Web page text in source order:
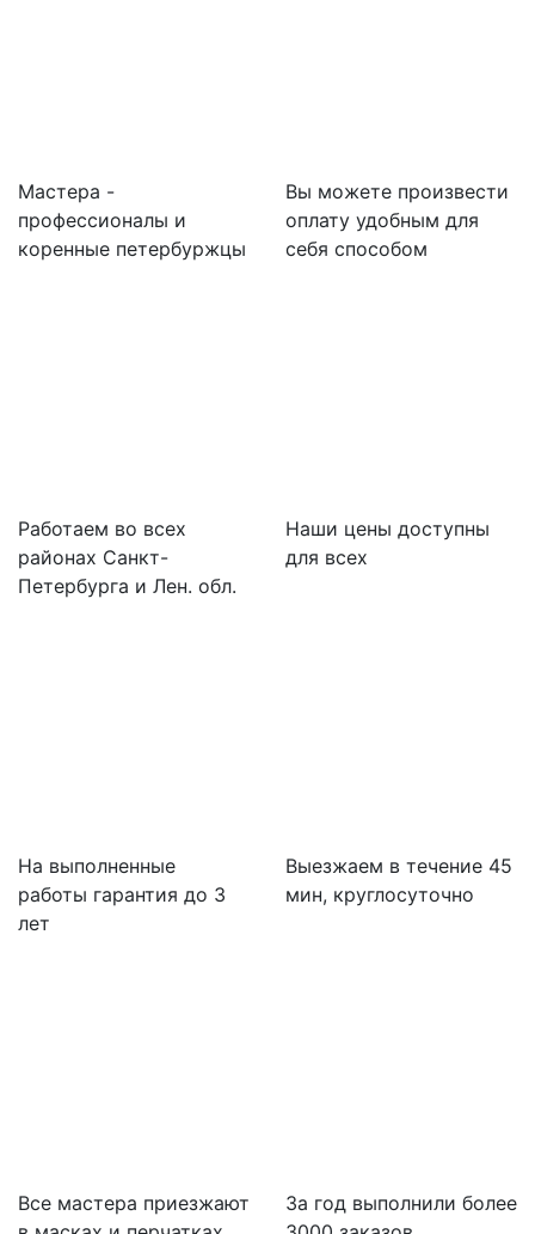
Мастера -
профессионалы и
коренные петербуржцы
Вы можете произвести
оплату удобным для
себя способом
Работаем во всех
районах Санкт-
Петербурга и Лен. обл.
Наши цены доступны
для всех
На выполненные
работы гарантия до 3
лет
Выезжаем в течение 45
мин, круглосуточно
Все мастера приезжают
За год выполнили более